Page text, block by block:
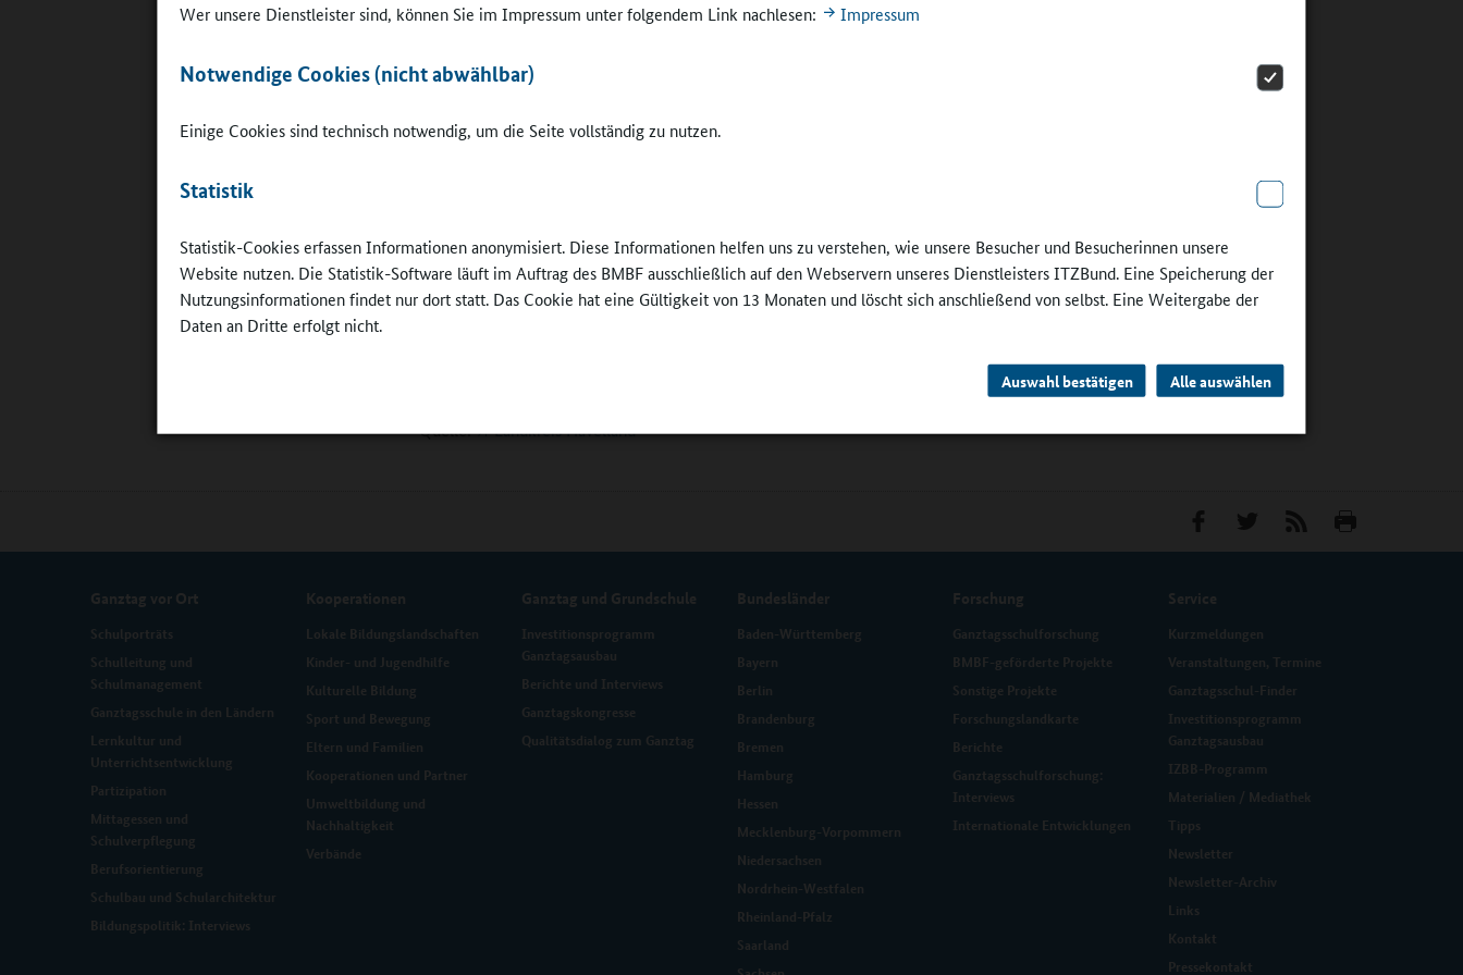
Wer unsere Dienstleister sind, können Sie im Impressum unter folgendem Link nachlesen: Impressum
Notwendige Cookies (nicht abwählbar)
Einige Cookies sind technisch notwendig, um die Seite vollständig zu nutzen.
Statistik
Statistik-Cookies erfassen Informationen anonymisiert. Diese Informationen helfen uns zu verstehen, wie unsere Besucher und Besucherinnen unsere
Website nutzen. Die Statistik-Software läuft im Auftrag des BMBF ausschließlich auf den Webservern unseres Dienstleisters ITZBund. Eine Speicherung der
Nutzungsinformationen findet nur dort statt. Das Cookie hat eine Gültigkeit von 13 Monaten und löscht sich anschließend von selbst. Eine Weitergabe der
Daten an Dritte erfolgt nicht.
Auswahl bestätigen Alle auswählen
Ende Mai konnten sich in Wustermark die „Otto Lilienthal“-Grundschule
freuen. Insgesamt stellt der Landkreis den beiden Schulen Mittel in Höhe von 12.951 €
zur Verfügung. In Elstal sollen mit den Mitteln u. a. Mikroskope beschafft werden.
Auch der Rathenower Bürgermeister Jörg Zietemann konnte sich über
Zur Unterstützung der Havelländischen Bildungseinrichtungen bemerkte Roger
Lewandowski: „Bei der Förderung von Bildungseinrichtungen handelt es sich um
Quelle: Landkreis Havelland
Ganztag vor Ort
Schulporträts
Schulleitung und
Schulmanagement
Ganztagsschule in den Ländern
Lernkultur und
Unterrichtsentwicklung
Partizipation
Mittagessen und
Schulverpflegung
Berufsorientierung
Schulbau und Schularchitektur
Bildungspolitik: Interviews
Kooperationen
Lokale Bildungslandschaften
Kinder- und Jugendhilfe
Kulturelle Bildung
Sport und Bewegung
Eltern und Familien
Kooperationen und Partner
Umweltbildung und
Nachhaltigkeit
Verbände
Ganztag und Grundschule
Investitionsprogramm
Ganztagsausbau
Berichte und Interviews
Ganztagskongresse
Qualitätsdialog zum Ganztag
Bundesländer
Baden-Württemberg
Bayern
Berlin
Brandenburg
Bremen
Hamburg
Hessen
Mecklenburg-Vorpommern
Niedersachsen
Nordrhein-Westfalen
Rheinland-Pfalz
Saarland
Forschung
Ganztagsschulforschung
BMBF-geförderte Projekte
Sonstige Projekte
Forschungslandkarte
Berichte
Ganztagsschulforschung:
Interviews
Internationale Entwicklungen
Service
Kurzmeldungen
Veranstaltungen, Termine
Ganztagsschul-Finder
Investitionsprogramm
Ganztagsausbau
IZBB-Programm
Materialien / Mediathek
Tipps
Newsletter
Newsletter-Archiv
Links
Kontakt
Pressekontakt